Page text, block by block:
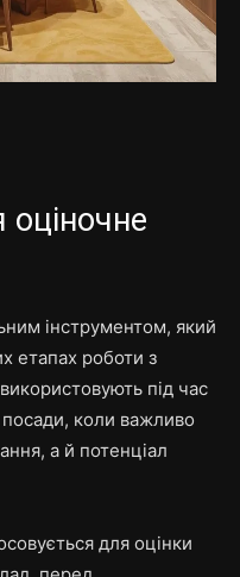
оціночне
інструментом, який
етапах роботи з
під час
посади, коли важливо
а й потенціал
для оцінки